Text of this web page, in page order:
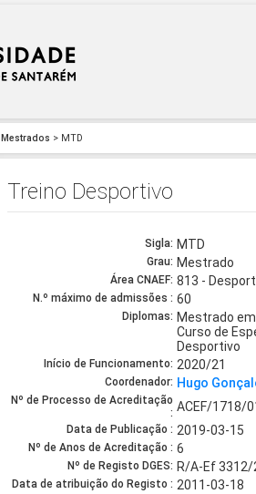
Mestrados > MTD
Treino Desportivo
Sigla: MTD
Grau: Mestrado
Área CNAEF: 813 -
N.º máximo de admissões : 60
Diplomas: Mestrado
Curso de
Desportivo
Início de Funcionamento: 2020/21
Coordenador: Hugo
Nº de Processo de Acreditação
: ACEF/1718/
Data de Publicação : 2019-03-15
Nº de Anos de Acreditação : 6
Nº de Registo DGES: R/A-Ef
Data de atribuição do Registo : 2011-03-18